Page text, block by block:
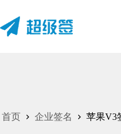
内
首页 企业签名 苹果V3